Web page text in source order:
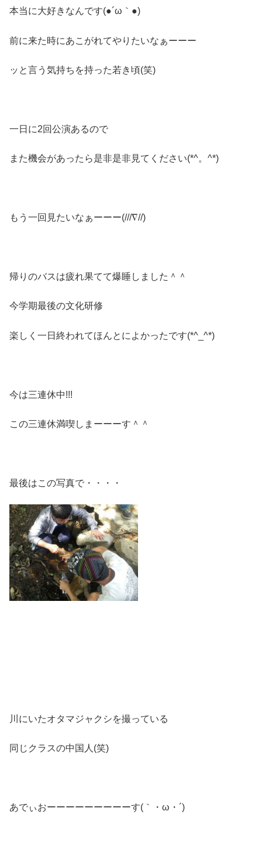
本当に大好きなんです(●´ω｀●)ゞ
前に来た時にあこがれてやりたいなぁーーー
ッと言う気持ちを持った若き頃(笑)
一日に2回公演あるので
また機会があったら是非是非見てください(*^。^*)
もう一回見たいなぁーーー(///∇//)
帰りのバスは疲れ果てて爆睡しました＾＾
今学期最後の文化研修
楽しく一日終われてほんとによかったです(*^_^*)
今は三連休中!!!
この三連休満喫しまーーーす＾＾
最後はこの写真で・・・・
川にいたオタマジャクシを撮っている
同じクラスの中国人(笑)
あでぃおーーーーーーーーーす(｀・ω・´)ゞ